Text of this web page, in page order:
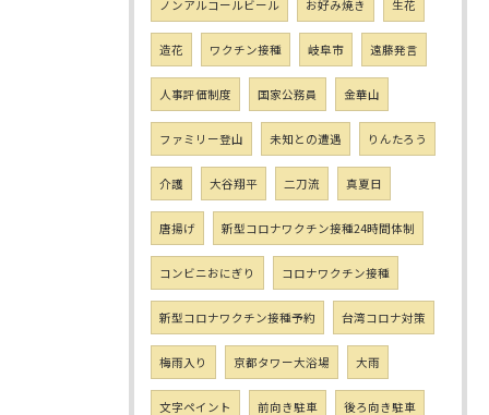
ノンアルコールビール お好み焼き 生花
造花 ワクチン接種 岐阜市 遠藤発言
人事評価制度 国家公務員 金華山
ファミリー登山 未知との遭遇 りんたろう
介護 大谷翔平 二刀流 真夏日
唐揚げ 新型コロナワクチン接種24時間体制
コンビニおにぎり コロナワクチン接種
新型コロナワクチン接種予約 台湾コロナ対策
梅雨入り 京都タワー大浴場 大雨
文字ペイント 前向き駐車 後ろ向き駐車